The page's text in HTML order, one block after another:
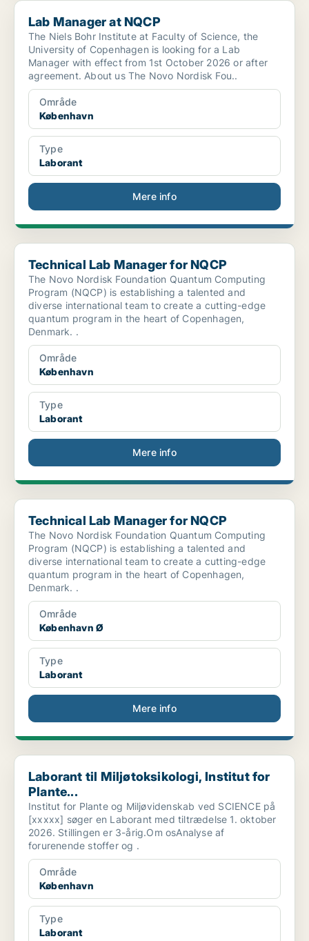
Lab Manager at NQCP
Lab Manager at NQCP
The Niels Bohr Institute at Faculty of Science, the
University of Copenhagen is looking for a Lab
Manager with effect from 1st October 2026 or after
agreement. About us The Novo Nordisk Fou..
Område
København
Type
Laborant
Mere info
Technical Lab Manager for NQCP
Technical Lab Manager for NQCP
The Novo Nordisk Foundation Quantum Computing
Program (NQCP) is establishing a talented and
diverse international team to create a cutting-edge
quantum program in the heart of Copenhagen,
Denmark. .
Område
København
Type
Laborant
Mere info
Technical Lab Manager for NQCP
Technical Lab Manager for NQCP
The Novo Nordisk Foundation Quantum Computing
Program (NQCP) is establishing a talented and
diverse international team to create a cutting-edge
quantum program in the heart of Copenhagen,
Denmark. .
Område
København Ø
Type
Laborant
Mere info
Laborant til Miljøtoksikologi, Institut for Plante...
Laborant til Miljøtoksikologi, Institut for
Plante...
Institut for Plante og Miljøvidenskab ved SCIENCE på
[xxxxx] søger en Laborant med tiltrædelse 1. oktober
2026. Stillingen er 3-årig.Om osAnalyse af
forurenende stoffer og .
Område
København
Type
Laborant